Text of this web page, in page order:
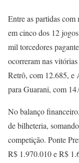
Entre as partidas com
em cinco dos 12
mil torcedores
ocorreram nas
Retrô, com 12.685, e
para Guarani, com
No balanço
de bilheteria,
competição. Ponte
R$ 1.970.010 e R$